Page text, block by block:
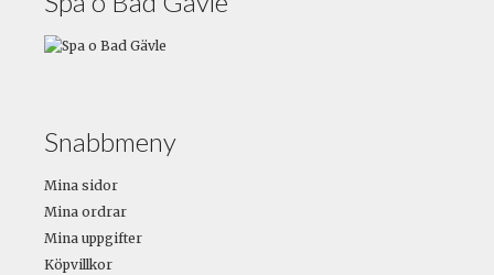
Snabbmeny
Mina sidor
Mina ordrar
Mina uppgifter
Köpvillkor